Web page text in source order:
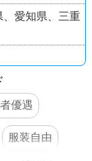
、愛知県、三重
優遇
服装自由